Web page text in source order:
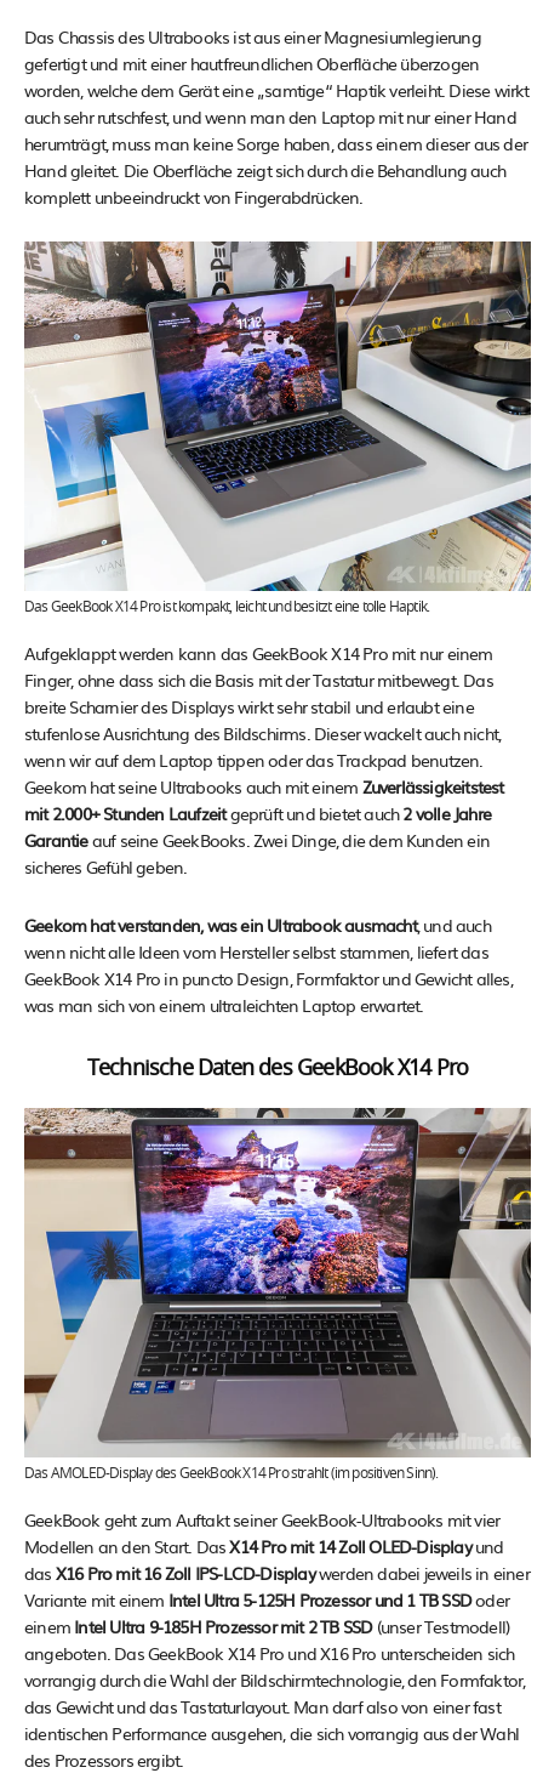
Das Chassis des Ultrabooks ist aus einer Magnesiumlegierung
gefertigt und mit einer hautfreundlichen Oberfläche überzogen
worden, welche dem Gerät eine „samtige“ Haptik verleiht. Diese wirkt
auch sehr rutschfest, und wenn man den Laptop mit nur einer Hand
herumträgt, muss man keine Sorge haben, dass einem dieser aus der
Hand gleitet. Die Oberfläche zeigt sich durch die Behandlung auch
komplett unbeeindruckt von Fingerabdrücken.
Das GeekBook X14 Pro ist kompakt, leicht und besitzt eine tolle Haptik.
Aufgeklappt werden kann das GeekBook X14 Pro mit nur einem
Finger, ohne dass sich die Basis mit der Tastatur mitbewegt. Das
breite Scharnier des Displays wirkt sehr stabil und erlaubt eine
stufenlose Ausrichtung des Bildschirms. Dieser wackelt auch nicht,
wenn wir auf dem Laptop tippen oder das Trackpad benutzen.
Geekom hat seine Ultrabooks auch mit einem Zuverlässigkeitstest
mit 2.000+ Stunden Laufzeitgeprüft und bietet auch2 volle Jahre
Garantieauf seine GeekBooks. Zwei Dinge, die dem Kunden ein
sicheres Gefühl geben.
Geekom hat verstanden, was ein Ultrabook ausmacht, und auch
wenn nicht alle Ideen vom Hersteller selbst stammen, liefert das
GeekBook X14 Pro in puncto Design, Formfaktor und Gewicht alles,
was man sich von einem ultraleichten Laptop erwartet.
Technische Daten des GeekBook X14 Pro
Das AMOLED-Display des GeekBook X14 Pro strahlt (im positiven Sinn).
GeekBook geht zum Auftakt seiner GeekBook-Ultrabooks mit vier
Modellen an den Start. DasX14 Pro mit 14 Zoll OLED-Displayund
das X16 Pro mit 16 Zoll IPS-LCD-Displaywerden dabei jeweils in einer
Variante mit einem Intel Ultra 5-125H Prozessor und 1 TB SSDoder
einem Intel Ultra 9-185H Prozessor mit 2 TB SSD(unser Testmodell)
angeboten. Das GeekBook X14 Pro und X16 Pro unterscheiden sich
vorrangig durch die Wahl der Bildschirmtechnologie, den Formfaktor,
das Gewicht und das Tastaturlayout. Man darf also von einer fast
identischen Performance ausgehen, die sich vorrangig aus der Wahl
des Prozessors ergibt.